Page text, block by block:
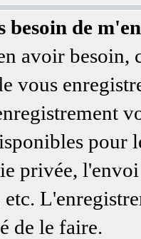
de
avoir
vous
pour
privée,
de le faire.